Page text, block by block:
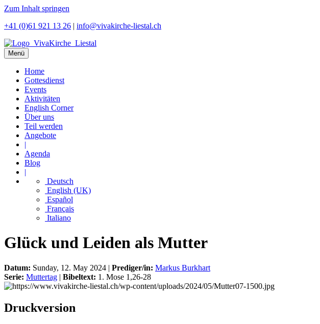
Zum Inhalt springen
+41 (0)61 921 13 26 | info@vivakirche-liestal.ch
Menü
Home
Gottesdienst
Events
Aktivitäten
English Corner
Über uns
Teil werden
Angebote
|
Agenda
Blog
|
Deutsch
English (UK)
Español
Français
Italiano
Glück und Leiden als Mutter
Datum: Sunday, 12. May 2024 | Prediger/in: Markus Burkhart
Serie: Muttertag | Bibeltext: 1. Mose 1,26-28
Druckversion